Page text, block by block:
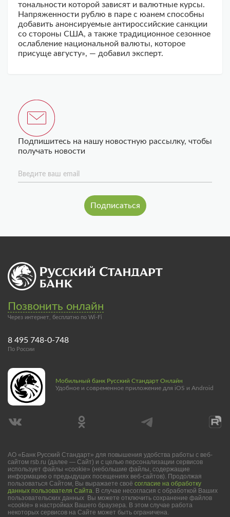
тональности которой зависят и валютные курсы.
Напряженности рублю в паре с юанем способны
добавить анонсируемые антироссийские санкции
со стороны США, а также традиционное сезонное
ослабление национальной валюты, которое
присуще августу», — добавил эксперт.
Подпишитесь на нашу новостную рассылку, чтобы
получать новости
Введите ваш email
Позвонить онлайн
Через интернет, бесплатно по Wi-Fi
8 495 748-0-748
По России
Мобильный банк Русский Стандарт Онлайн
Удобное и современное приложение для iOS и Android
АО «Банк Русский Стандарт» для повышения удобства работы с веб-
сайтом rsb.ru (далее — Сайт) и с целью персонализации сервисов
использует файлы «cookie» (небольшие файлы, содержащие
информацию о предыдущих посещениях веб-сайтов). Продолжая
пользоваться Сайтом, Вы выражаете своё согласие на обработку
данных пользователя Сайта. В случае несогласия с обработкой Ваших
пользовательских данных Вы можете отключить сохранение файлов
«cookie» в настройках Вашего браузера. В этом случае работа
некоторых сервисов на Сайте может быть ограничена.